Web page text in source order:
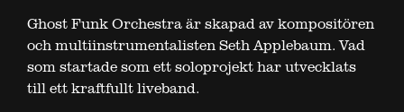
Ghost Funk Orchestra är skapad av kompositören
och multiinstrumentalisten Seth Applebaum. Vad
som startade som ett soloprojekt har utvecklats
till ett kraftfullt liveband.